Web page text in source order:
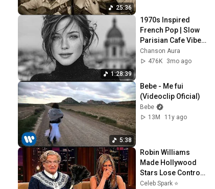
25:36
1:28:39
1970s Inspired
French Pop | Slow
Parisian Cafe Vibes
| Chanson Aura
Chanson Aura
476K
3mo ago
5:38
Bebe - Me fui
(Videoclip Oficial)
Bebe
13M
11y ago
Robin Williams
Made Hollywood
Stars Lose Control
and Go Off-Script
Celeb Spark ⭐